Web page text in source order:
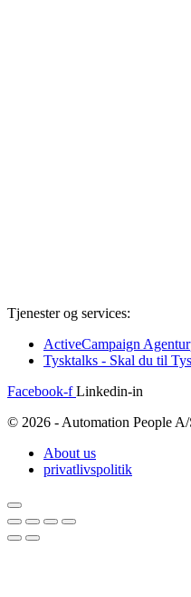
Tjenester og services:
ActiveCampaign
Tysktalks - Skal du til
Facebook-f Linkedin-in
© 2026 - Automation People A/
About us
privatlivspolitik